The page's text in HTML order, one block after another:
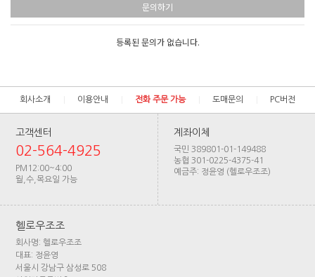
문의하기
등록된 문의가 없습니다.
회사소개 이용안내 전화 주문 가능 도매문의 PC버전
고객센터
02-564-4925
PM12:00~4:00
월,수,목요일 가능
계좌이체
국민 389801-01-149488
농협 301-0225-4375-41
예금주: 정윤영 (헬로우조조)
헬로우조조
회사명: 헬로우조조
대표: 정윤영
서울시 강남구 삼성로 508